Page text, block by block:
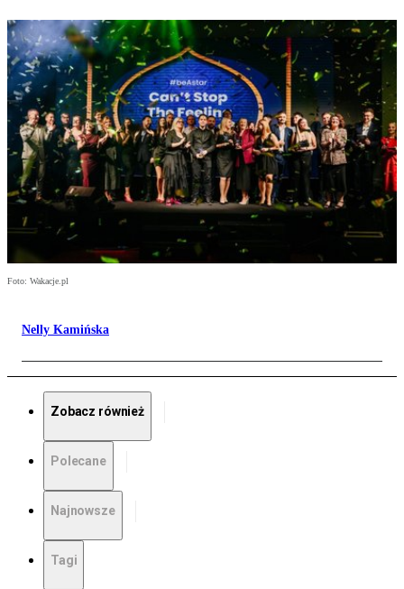
Foto: Wakacje.pl
Nelly Kamińska
Zobacz również
Polecane
Najnowsze
Tagi